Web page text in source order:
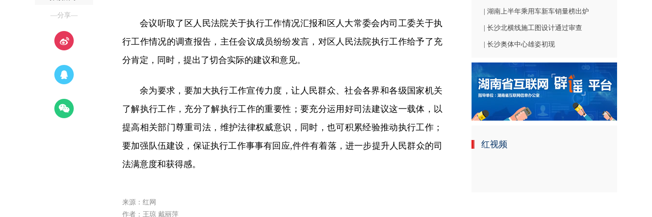
—分享—
会议听取了区人民法院关于执行工作情况汇报和区人大常委会内司工委关于执
行工作情况的调查报告，主任会议成员纷纷发言，对区人民法院执行工作给予了充
分肯定，同时，提出了切合实际的建议和意见。
余为要求，要加大执行工作宣传力度，让人民群众、社会各界和各级国家机关
了解执行工作，充分了解执行工作的重要性；要充分运用好司法建议这一载体，以
提高相关部门尊重司法，维护法律权威意识，同时，也可积累经验推动执行工作；
要加强队伍建设，保证执行工作事事有回应,件件有着落，进一步提升人民群众的司
法满意度和获得感。
来源：红网
作者：王琼 戴丽萍
| 湖南上半年乘用车新车销量榜出炉
| 长沙北横线施工图设计通过审查
| 长沙奥体中心雄姿初现
红视频